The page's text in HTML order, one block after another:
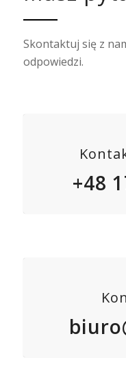
Skontaktuj się z
odpowiedzi.
+48